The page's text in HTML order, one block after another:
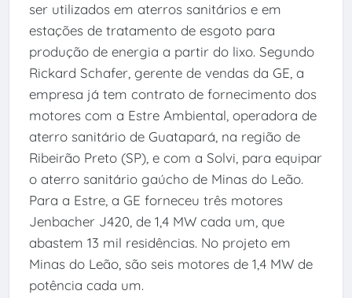
ser utilizados em aterros sanitários e em
estações de tratamento de esgoto para
produção de energia a partir do lixo. Segundo
Rickard Schafer, gerente de vendas da GE, a
empresa já tem contrato de fornecimento dos
motores com a Estre Ambiental, operadora de
aterro sanitário de Guatapará, na região de
Ribeirão Preto (SP), e com a Solvi, para equipar
o aterro sanitário gaúcho de Minas do Leão.
Para a Estre, a GE forneceu três motores
Jenbacher J420, de 1,4 MW cada um, que
abastem 13 mil residências. No projeto em
Minas do Leão, são seis motores de 1,4 MW de
potência cada um.